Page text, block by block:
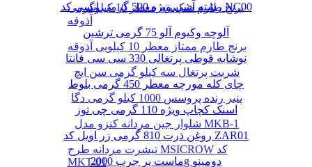
برنج طارم شکسته معطر 10 کیلوگرمی
آذوقه
برنج طارم ممتاز معطر 10 کیلویی آذوقه
شربت پرتغال سه کیلو گرمی سن ایچ
پنیر رنده پروسس 1000 کیلو گرمی دگا
شلوار جین مردانه کنزو مدل MKB-1
تیشرت مردانه طرح MSICROW کد
MKT-01
رشته آشی ویژه 500 گرمی انسی کد NC00
آلوچه وکیوم آلو 75 گرمی ترشین
نوشابه قوطی پرتغالی 330 سی سی فانتا
چای کله مورچه معطر 450 گرمی بلوط
اسنک کچاپ ویژه 110 گرمی چی توز
روغن ذرت 810 گرمی زر اویل کد ZAR01
ماست پر چرب 2000g دومینو